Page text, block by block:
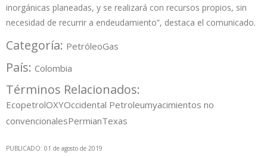
inorgánicas planeadas, y se realizará con recursos propios, sin
necesidad de recurrir a endeudamiento”, destaca el comunicado.
Categoría: PetróleoGas
País: Colombia
Términos Relacionados:
EcopetrolOXYOccidental Petroleumyacimientos no
convencionalesPermianTexas
PUBLICADO: 01 de agosto de 2019